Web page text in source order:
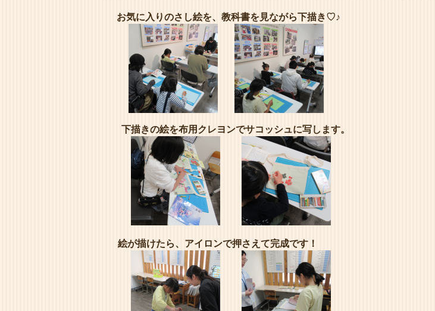
お気に入りのさし絵を、教科書を見ながら下描き♡♪
下描きの絵を布用クレヨンでサコッシュに写します。
絵が描けたら、アイロンで押さえて完成です！